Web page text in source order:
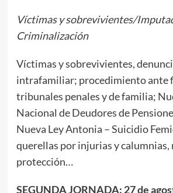
Víctimas y sobrevivientes/
Criminalización
Víctimas y sobrevivientes,
intrafamiliar; procedimiento ante
tribunales penales y de familia;
Nacional de Deudores de
Nueva Ley Antonia – Suicidio
querellas por injurias y calumnias,
protección…
SEGUNDA JORNADA: 27 de